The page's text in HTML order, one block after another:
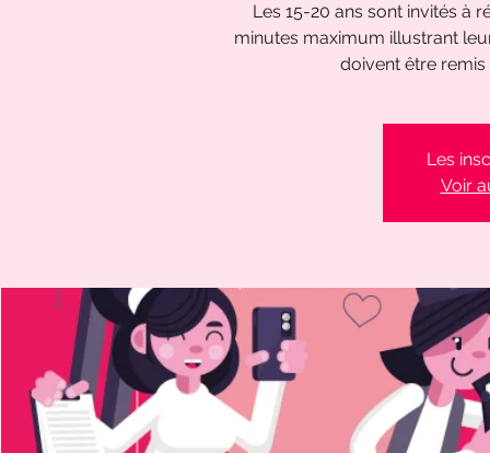
Les 15-20 ans sont invités à
minutes maximum illustrant
doivent être remis
Les
Voir